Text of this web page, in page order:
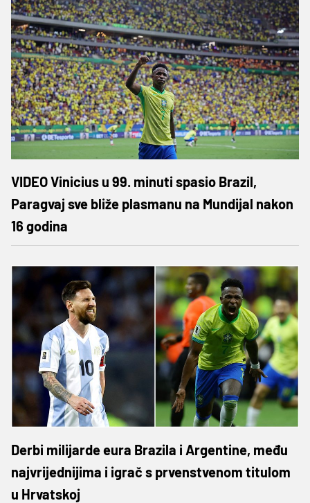
VIDEO Vinicius u 99. minuti spasio Brazil,
Paragvaj sve bliže plasmanu na Mundijal nakon
16 godina
Derbi milijarde eura Brazila i Argentine, među
najvrijednijima i igrač s prvenstvenom titulom
u Hrvatskoj